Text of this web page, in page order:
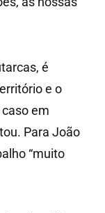
é
e o
em
Para João
“muito